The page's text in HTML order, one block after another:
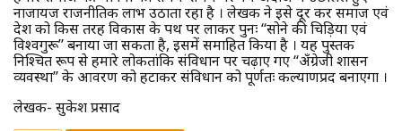
नाजायज राजनीतिक लाभ उठाता रहा है । लेखक ने इसे दूर कर समाज एवं
देश को किस तरह विकास के पथ पर लाकर पुनः ‘‘सोने की चिड़िया एवं
विश्वगुरू’’ बनाया जा सकता है, इसमें समाहित किया है । यह पुस्तक
निश्चित रूप से हमारे लोकतांत्रिक संविधान पर चढ़ाए गए ‘‘अँग्रेजी शासन
व्यवस्था’’ के आवरण को हटाकर संविधान को पूर्णतः कल्याणप्रद बनाएगा ।
लेखक- सुकेश प्रसाद